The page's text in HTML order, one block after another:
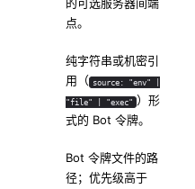
的可选服务器间端
点。
纯字符串或机密引
用（ source: "env" |
"file" | "exec" ）形
式的 Bot 令牌。
Bot 令牌文件的路
径；优先级高于